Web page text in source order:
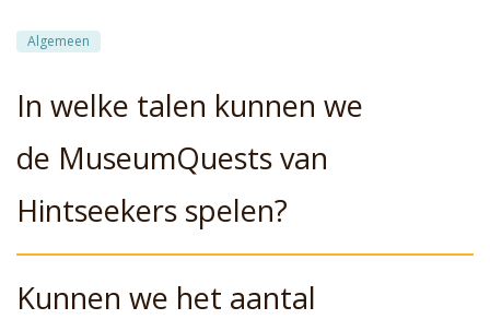
Algemeen
In welke talen kunnen we
de MuseumQuests van
Hintseekers spelen?
Kunnen we het aantal